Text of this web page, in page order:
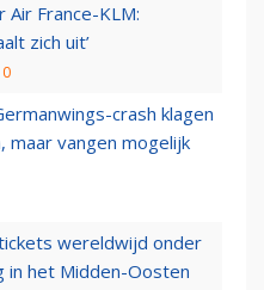
France-KLM:
zich uit’
crash klagen
maar vangen mogelijk
wereldwijd onder
in het Midden-Oosten